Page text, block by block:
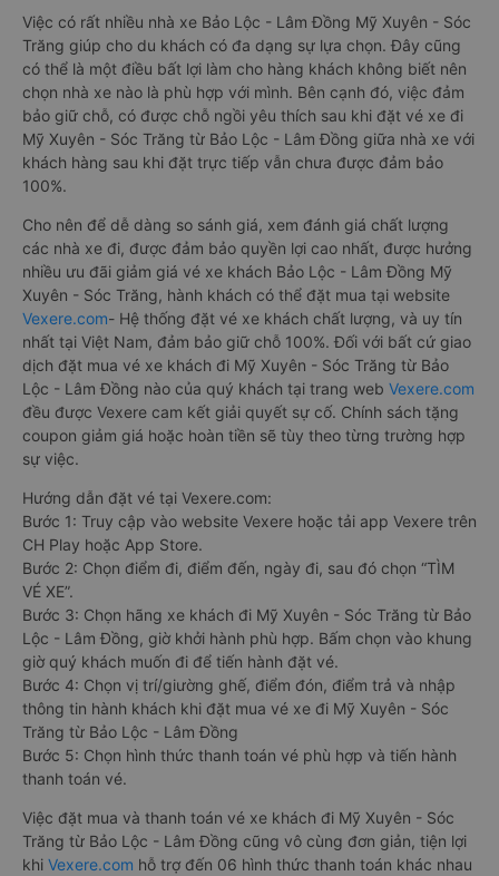
Việc có rất nhiều nhà xe Bảo Lộc - Lâm Đồng Mỹ Xuyên - Sóc
Trăng giúp cho du khách có đa dạng sự lựa chọn. Đây cũng
có thể là một điều bất lợi làm cho hàng khách không biết nên
chọn nhà xe nào là phù hợp với mình. Bên cạnh đó, việc đảm
bảo giữ chỗ, có được chỗ ngồi yêu thích sau khi đặt vé xe đi
Mỹ Xuyên - Sóc Trăng từ Bảo Lộc - Lâm Đồng giữa nhà xe với
khách hàng sau khi đặt trực tiếp vẫn chưa được đảm bảo
100%.
Cho nên để dễ dàng so sánh giá, xem đánh giá chất lượng
các nhà xe đi, được đảm bảo quyền lợi cao nhất, được hưởng
nhiều ưu đãi giảm giá vé xe khách Bảo Lộc - Lâm Đồng Mỹ
Xuyên - Sóc Trăng, hành khách có thể đặt mua tại website
Vexere.com- Hệ thống đặt vé xe khách chất lượng, và uy tín
nhất tại Việt Nam, đảm bảo giữ chỗ 100%. Đối với bất cứ giao
dịch đặt mua vé xe khách đi Mỹ Xuyên - Sóc Trăng từ Bảo
Lộc - Lâm Đồng nào của quý khách tại trang web Vexere.com
đều được Vexere cam kết giải quyết sự cố. Chính sách tặng
coupon giảm giá hoặc hoàn tiền sẽ tùy theo từng trường hợp
sự việc.
Hướng dẫn đặt vé tại Vexere.com:
Bước 1: Truy cập vào website Vexere hoặc tải app Vexere trên
CH Play hoặc App Store.
Bước 2: Chọn điểm đi, điểm đến, ngày đi, sau đó chọn “TÌM
VÉ XE”.
Bước 3: Chọn hãng xe khách đi Mỹ Xuyên - Sóc Trăng từ Bảo
Lộc - Lâm Đồng, giờ khởi hành phù hợp. Bấm chọn vào khung
giờ quý khách muốn đi để tiến hành đặt vé.
Bước 4: Chọn vị trí/giường ghế, điểm đón, điểm trả và nhập
thông tin hành khách khi đặt mua vé xe đi Mỹ Xuyên - Sóc
Trăng từ Bảo Lộc - Lâm Đồng
Bước 5: Chọn hình thức thanh toán vé phù hợp và tiến hành
thanh toán vé.
Việc đặt mua và thanh toán vé xe khách đi Mỹ Xuyên - Sóc
Trăng từ Bảo Lộc - Lâm Đồng cũng vô cùng đơn giản, tiện lợi
khi Vexere.com hỗ trợ đến 06 hình thức thanh toán khác nhau